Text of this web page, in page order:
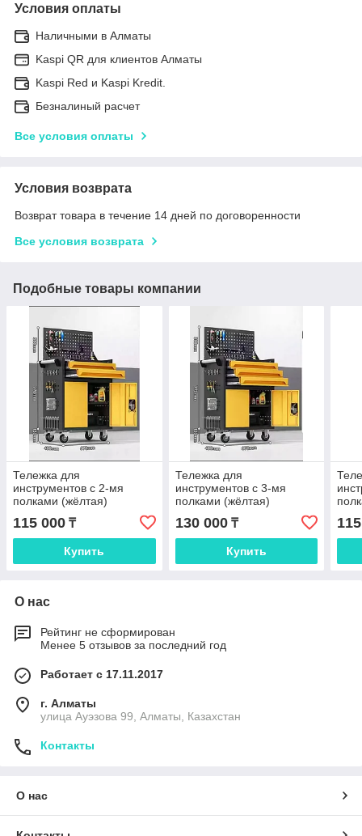
Условия оплаты
Наличными в Алматы
Kaspi QR для клиентов Алматы
Kaspi Red и Kaspi Kredit.
Безналиный расчет
Все условия оплаты
Условия возврата
Возврат товара в течение 14 дней по договоренности
Все условия возврата
Подобные товары компании
Тележка для
инструментов с 2-мя
полками (жёлтая)
115 000 ₸
Купить
Тележка для
инструментов с 3-мя
полками (жёлтая)
130 000₸
Купить
О нас
Рейтинг не сформирован
Менее 5 отзывов за последний год
Работает с 17.11.2017
г. Алматы
улица Ауэзова 99, Алматы, Казахстан
Контакты
О нас